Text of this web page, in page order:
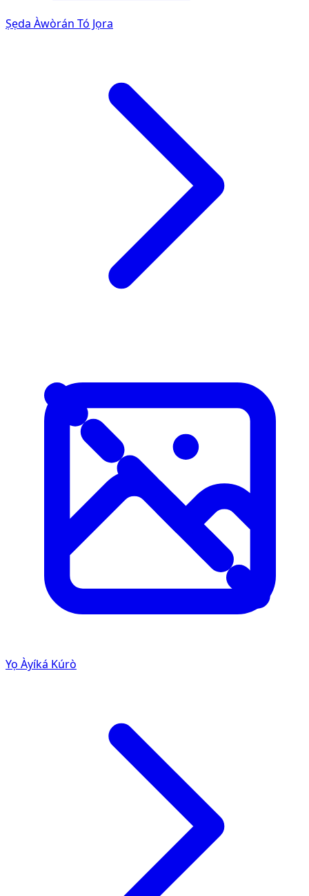
Ṣẹda Àwòrán Tó Jọra
Yọ Àyíká Kúrò